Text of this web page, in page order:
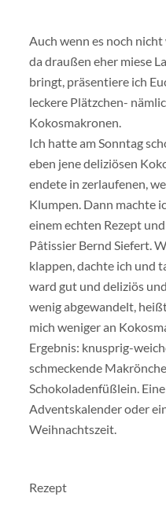
Auch wenn es noch
da draußen eher miese
bringt, präsentiere ich
leckere Plätzchen-
Kokosmakronen.
Ich hatte am Sonntag
eben jene deliziösen
endete in zerlaufenen,
Klumpen. Dann machte
einem echten Rezept
Pâtissier Bernd Siefert.
klappen, dachte ich und
ward gut und deliziös
wenig abgewandelt,
mich weniger an
Ergebnis: knusprig-
schmeckende
Schokoladenfüßlein.
Adventskalender oder
Weihnachtszeit.
Rezept